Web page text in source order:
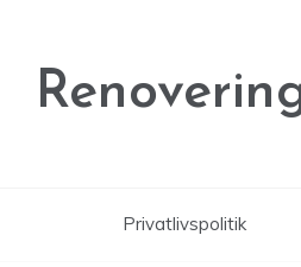
Privatlivspolitik